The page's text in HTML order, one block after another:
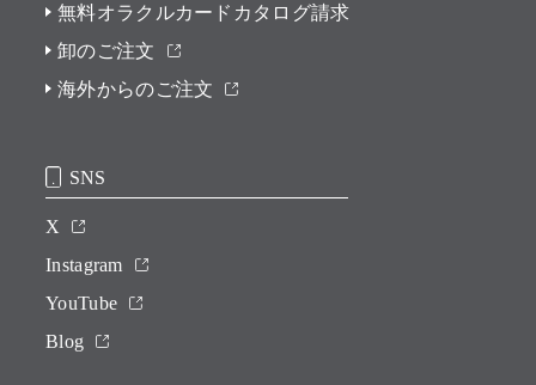
無料オラクルカードカタログ請求
卸のご注文
海外からのご注文
SNS
X
Instagram
YouTube
Blog